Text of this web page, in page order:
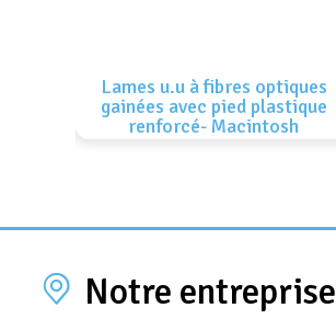
Lames u.u à fibres optiques
gainées avec pied plastique
renforcé- Macintosh
Notre entreprise